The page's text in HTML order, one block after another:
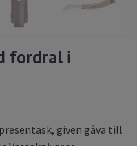
fordral i
given gåva till